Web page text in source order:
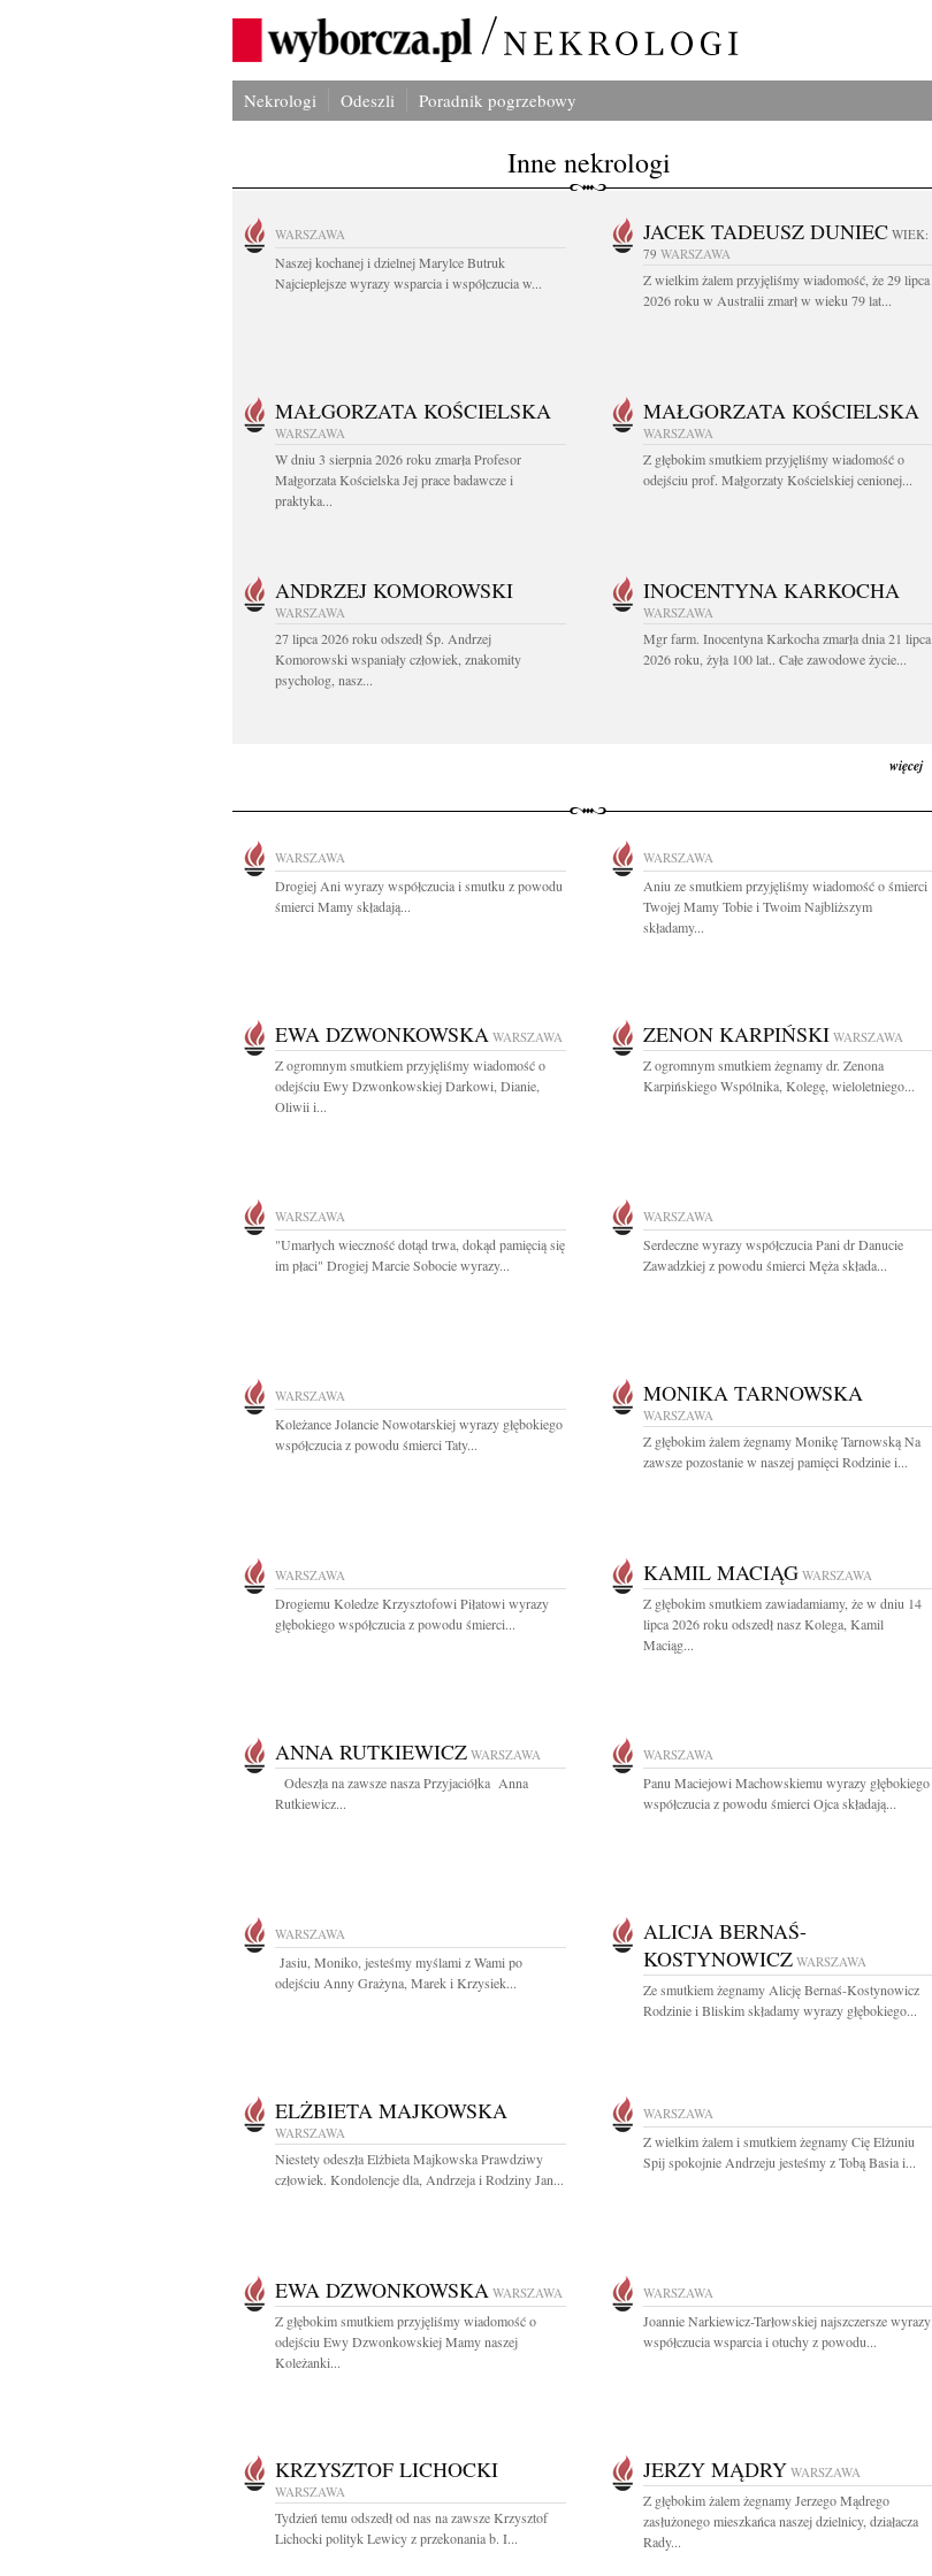
Nekrologi Odeszli Poradnik pogrzebowy
Inne nekrologi
WARSZAWA
Naszej kochanej i dzielnej Marylce Butruk
Najcieplejsze wyrazy wsparcia i współczucia w...
JACEK TADEUSZ DUNIEC WIEK:
79 WARSZAWA
Z wielkim żalem przyjęliśmy wiadomość, że 29 lipca
2026 roku w Australii zmarł w wieku 79 lat...
MAŁGORZATA KOŚCIELSKA
WARSZAWA
W dniu 3 sierpnia 2026 roku zmarła Profesor
Małgorzata Kościelska Jej prace badawcze i
praktyka...
MAŁGORZATA KOŚCIELSKA
WARSZAWA
Z głębokim smutkiem przyjęliśmy wiadomość o
odejściu prof. Małgorzaty Kościelskiej cenionej...
ANDRZEJ KOMOROWSKI
WARSZAWA
27 lipca 2026 roku odszedł Śp. Andrzej
Komorowski wspaniały człowiek, znakomity
psycholog, nasz...
INOCENTYNA KARKOCHA
WARSZAWA
Mgr farm. Inocentyna Karkocha zmarła dnia 21 lipca
2026 roku, żyła 100 lat.. Całe zawodowe życie...
więcej
WARSZAWA
Drogiej Ani wyrazy współczucia i smutku z powodu
śmierci Mamy składają...
WARSZAWA
Aniu ze smutkiem przyjęliśmy wiadomość o śmierci
Twojej Mamy Tobie i Twoim Najbliższym
składamy...
EWA DZWONKOWSKA WARSZAWA
Z ogromnym smutkiem przyjęliśmy wiadomość o
odejściu Ewy Dzwonkowskiej Darkowi, Dianie,
Oliwii i...
ZENON KARPIŃSKI WARSZAWA
Z ogromnym smutkiem żegnamy dr. Zenona
Karpińskiego Wspólnika, Kolegę, wieloletniego...
WARSZAWA
"Umarłych wieczność dotąd trwa, dokąd pamięcią się
im płaci" Drogiej Marcie Sobocie wyrazy...
WARSZAWA
Serdeczne wyrazy współczucia Pani dr Danucie
Zawadzkiej z powodu śmierci Męża składa...
WARSZAWA
Koleżance Jolancie Nowotarskiej wyrazy głębokiego
współczucia z powodu śmierci Taty...
MONIKA TARNOWSKA
WARSZAWA
Z głębokim żalem żegnamy Monikę Tarnowską Na
zawsze pozostanie w naszej pamięci Rodzinie i...
WARSZAWA
Drogiemu Koledze Krzysztofowi Piłatowi wyrazy
głębokiego współczucia z powodu śmierci...
KAMIL MACIĄG WARSZAWA
Z głębokim smutkiem zawiadamiamy, że w dniu 14
lipca 2026 roku odszedł nasz Kolega, Kamil
Maciąg...
ANNA RUTKIEWICZ WARSZAWA
Odeszła na zawsze nasza Przyjaciółka Anna
Rutkiewicz...
WARSZAWA
Panu Maciejowi Machowskiemu wyrazy głębokiego
współczucia z powodu śmierci Ojca składają...
WARSZAWA
Jasiu, Moniko, jesteśmy myślami z Wami po
odejściu Anny Grażyna, Marek i Krzysiek...
ALICJA BERNAŚ-
KOSTYNOWICZ WARSZAWA
Ze smutkiem żegnamy Alicję Bernaś-Kostynowicz
Rodzinie i Bliskim składamy wyrazy głębokiego...
ELŻBIETA MAJKOWSKA
WARSZAWA
Niestety odeszła Elżbieta Majkowska Prawdziwy
człowiek. Kondolencje dla, Andrzeja i Rodziny Jan...
WARSZAWA
Z wielkim żalem i smutkiem żegnamy Cię Elżuniu
Spij spokojnie Andrzeju jesteśmy z Tobą Basia i...
EWA DZWONKOWSKA WARSZAWA
Z głębokim smutkiem przyjęliśmy wiadomość o
odejściu Ewy Dzwonkowskiej Mamy naszej
Koleżanki...
WARSZAWA
Joannie Narkiewicz-Tarłowskiej najszczersze wyrazy
współczucia wsparcia i otuchy z powodu...
KRZYSZTOF LICHOCKI
WARSZAWA
Tydzień temu odszedł od nas na zawsze Krzysztof
Lichocki polityk Lewicy z przekonania b. I...
JERZY MĄDRY WARSZAWA
Z głębokim żalem żegnamy Jerzego Mądrego
zasłużonego mieszkańca naszej dzielnicy, działacza
Rady...